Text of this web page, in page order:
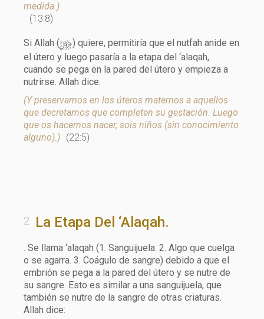
medida.)
(13:8)
Si Allah (y) quiere, permitiría que el nutfah anide en
el útero y luego pasaría a la etapa del ‘alaqah,
cuando se pega en la pared del útero y empieza a
nutrirse. Allah dice:
(Y preservamos en los úteros maternos a aquellos
que decretamos que completen su gestación. Luego
que os hacemos nacer, sois niños (sin conocimiento
alguno).) (22:5)
La Etapa Del ‘alaqah.
. Se llama ‘alaqah (1. Sanguijuela. 2. Algo que cuelga
o se agarra. 3. Coágulo de sangre) debido a que el
embrión se pega a la pared del útero y se nutre de
su sangre. Esto es similar a una sanguijuela, que
también se nutre de la sangre de otras criaturas.
Allah dice: